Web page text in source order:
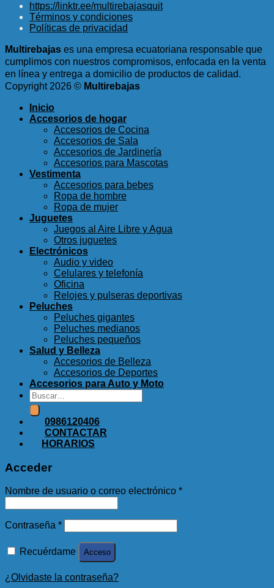
original
era:
$4.50.
actual
es:
$2.95.
https://linktr.ee/multirebajasquit
Términos y condiciones
Políticas de privacidad
Multirebajas es una empresa ecuatoriana responsable que
cumplimos con nuestros compromisos, enfocada en la venta
en línea y entrega a domicilio de productos de calidad.
Copyright 2026 © Multirebajas
Inicio
Accesorios de hogar
Accesorios de Cocina
Accesorios de Sala
Accesorios de Jardinería
Accesorios para Mascotas
Vestimenta
Accesorios para bebes
Ropa de hombre
Ropa de mujer
Juguetes
Juegos al Aire Libre y Agua
Otros juguetes
Electrónicos
Audio y video
Celulares y telefonía
Oficina
Relojes y pulseras deportivas
Peluches
Peluches gigantes
Peluches medianos
Peluches pequeños
Salud y Belleza
Accesorios de Belleza
Accesorios de Deportes
Accesorios para Auto y Moto
Buscar
por:
0986120406
CONTACTAR
HORARIOS
Acceder
Nombre de usuario o correo electrónico *
Contraseña *
Recuérdame Acceso
¿Olvidaste la contraseña?